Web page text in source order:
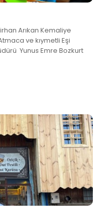
Arıkan Kemaliye
ve kıymetli Eşi
Yunus Emre Bozkurt